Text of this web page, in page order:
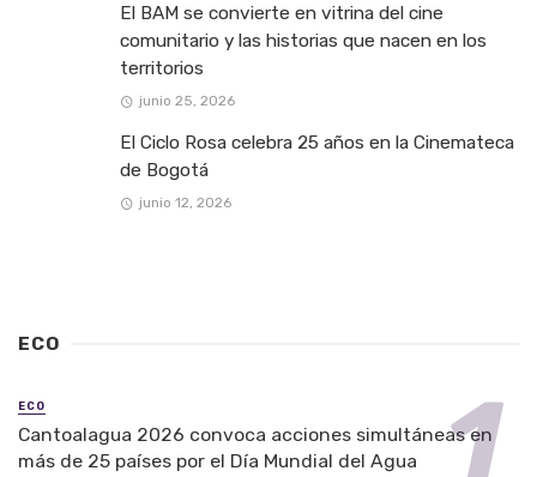
El BAM se convierte en vitrina del cine
comunitario y las historias que nacen en los
territorios
junio 25, 2026
El Ciclo Rosa celebra 25 años en la Cinemateca
de Bogotá
junio 12, 2026
ECO
ECO
Cantoalagua 2026 convoca acciones simultáneas en
más de 25 países por el Día Mundial del Agua